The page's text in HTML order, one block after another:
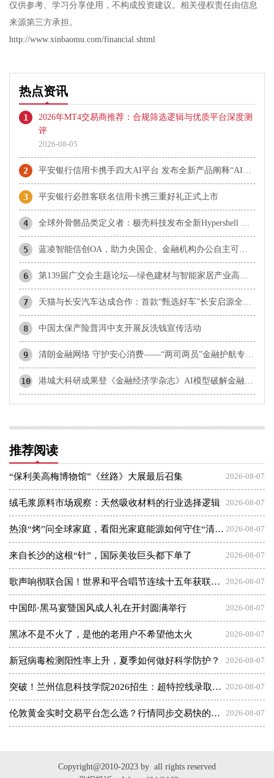
仅供参考、学习分享使用，不构成投资建议。相关侵权责任由信息
来源第三方承担。
http://www.xinbaomu.com/financial.shtml
热点资讯
1
2026年MT4交易商推荐：合规筛选逻辑与优质平台深度测
评
2026-08-05
2 平安银行信用卡携手四大AI平台 发布全新产品阐释“AI即生活”
3 平安银行必胜客联名信用卡携三重好礼正式上市
4 全球外骨骼品类定义者：极壳科技发布全新Hypershell X 系列
5 蓝凌智能信创OA，助力央国企、金融机构办公自主可控、高效智能
6 第139届广交会主题论坛—绿色建材与智能家居产业高质量出海交流活动在广州成功举办
7 天猫与长安汽车达成合作：首款“甄选好车”长安启源全新Q05激光极智版上线
8 中国太保产险普洱中支开展反洗钱宣传活动
9 清朗金融网络 守护安心消费——“两司两员”金融护航专项风险提示
10 港城大科研成果登《金融经济学杂志》AI模型破解金融资产定价难题
推荐阅读
2026-08-07
“保利美高梅博物馆”《丝路》大展最后召集
2026-08-07
绒毛浆原料市场观察：天然吸收材料的行业选择逻辑
2026-08-07
热浪“烤”问全球家庭，看阳光家庭能源如何守住“清凉”底气
2026-08-07
来自长沙的这根“针”，国际美妆巨头都下单了
2026-08-07
歌声响彻联合国！世界和平合唱节连续十五年获联合国官方邀约
2026-08-07
中国郎·黑马宴暨国风成人礼在开封圆满举行
2026-08-07
黑冰不是不火了，是他的老用户不希望他太火
2026-08-07
新冠病毒检测阳性率上升，夏季如何做好科学防护？
2026-08-07
突破！兰州信息科技学院2026招生：超特控线录取13人！
2026-08-07
伦敦黄金实时交易平台怎么选？行情同步交易快的平台盘点
Copyright@2010-2023 by all rights reserved